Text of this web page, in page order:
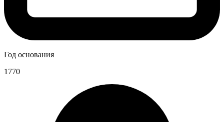
Год основания
1770